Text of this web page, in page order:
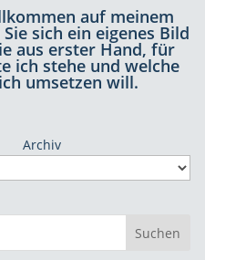
auf meinem
sich ein eigenes Bild
aus erster Hand, für
ich stehe und welche
umsetzen will.
Archiv
Suchen